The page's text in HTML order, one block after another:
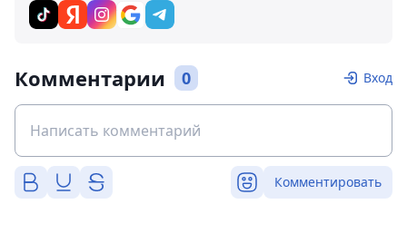
Комментарии 0 Вход
Комментировать